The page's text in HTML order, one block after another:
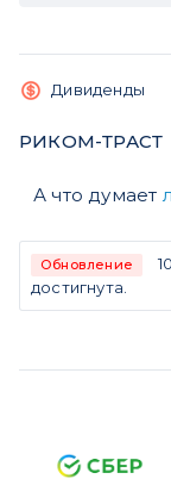
Дивиденды
РИКОМ-ТРАСТ
А что думает
Обновление
достигнута.